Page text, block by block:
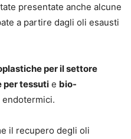
presentate anche alcune
a partire dagli oli esausti
per il settore
per tessuti e bio-
il recupero degli oli